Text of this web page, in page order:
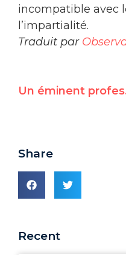
incompatible avec
l’impartialité.
Traduit par
Un
Share
Recent